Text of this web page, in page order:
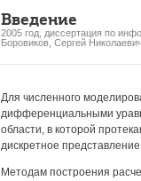
Введение
2005 год, диссертация по
Боровиков, Сергей Николаевич
Для численного
дифференциальными
области, в которой
дискретное
Методам построения